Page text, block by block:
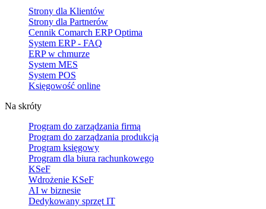
Strony dla Klientów
Strony dla Partnerów
Cennik Comarch ERP Optima
System ERP - FAQ
ERP w chmurze
System MES
System POS
Księgowość online
Na skróty
Program do zarządzania firmą
Program do zarządzania produkcją
Program księgowy
Program dla biura rachunkowego
KSeF
Wdrożenie KSeF
AI w biznesie
Dedykowany sprzęt IT